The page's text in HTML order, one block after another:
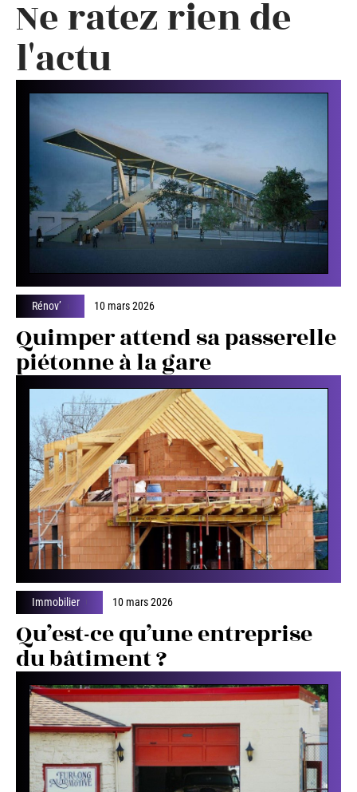
Ne ratez rien de
l'actu
Rénov’ 10 mars 2026
Quimper attend sa passerelle
piétonne à la gare
Immobilier 10 mars 2026
Qu’est-ce qu’une entreprise
du bâtiment ?